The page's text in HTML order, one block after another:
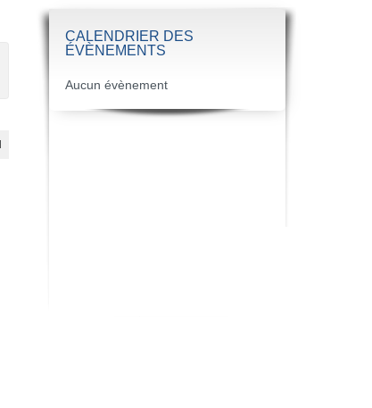
CALENDRIER DES
ÉVÈNEMENTS
Aucun évènement